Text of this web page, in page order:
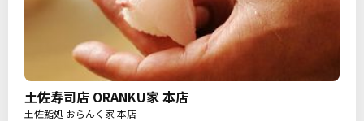
土佐寿司店 ORANKU家 本店
土佐鮨処 おらんく家 本店